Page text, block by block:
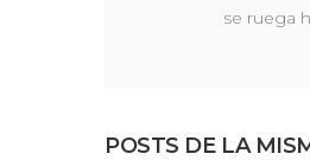
se ruega
POSTS DE LA